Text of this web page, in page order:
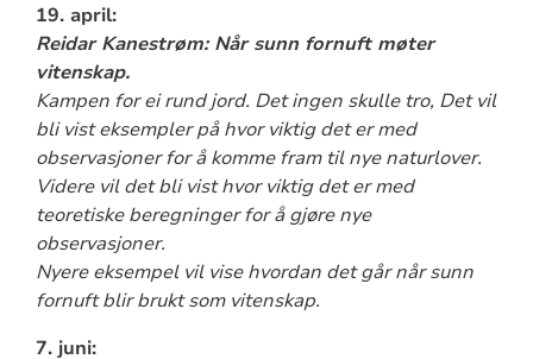
19. april:
Reidar Kanestrøm: Når sunn fornuft møter
vitenskap.
Kampen for ei rund jord. Det ingen skulle tro, Det vil
bli vist eksempler på hvor viktig det er med
observasjoner for å komme fram til nye naturlover.
Videre vil det bli vist hvor viktig det er med
teoretiske beregninger for å gjøre nye
observasjoner.
Nyere eksempel vil vise hvordan det går når sunn
fornuft blir brukt som vitenskap.
7. juni: